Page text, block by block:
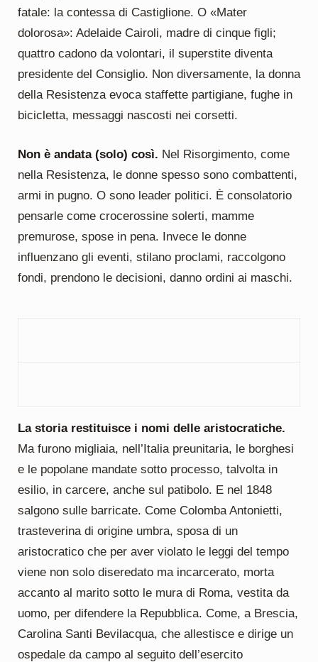
fatale: la contessa di Castiglione. O «Mater
dolorosa»: Adelaide Cairoli, madre di cinque figli;
quattro cadono da volontari, il superstite diventa
presidente del Consiglio. Non diversamente, la donna
della Resistenza evoca staffette partigiane, fughe in
bicicletta, messaggi nascosti nei corsetti.
Non è andata (solo) così. Nel Risorgimento, come
nella Resistenza, le donne spesso sono combattenti,
armi in pugno. O sono leader politici. È consolatorio
pensarle come crocerossine solerti, mamme
premurose, spose in pena. Invece le donne
influenzano gli eventi, stilano proclami, raccolgono
fondi, prendono le decisioni, danno ordini ai maschi.
La storia restituisce i nomi delle aristocratiche.
Ma furono migliaia, nell’Italia preunitaria, le borghesi
e le popolane mandate sotto processo, talvolta in
esilio, in carcere, anche sul patibolo. E nel 1848
salgono sulle barricate. Come Colomba Antonietti,
trasteverina di origine umbra, sposa di un
aristocratico che per aver violato le leggi del tempo
viene non solo diseredato ma incarcerato, morta
accanto al marito sotto le mura di Roma, vestita da
uomo, per difendere la Repubblica. Come, a Brescia,
Carolina Santi Bevilacqua, che allestisce e dirige un
ospedale da campo al seguito dell’esercito